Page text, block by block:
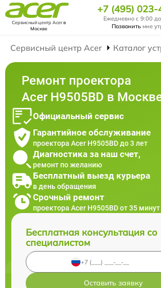
Сервисный центр Acerв
Москве
+7 (495)
Ежедневно с 9:00
Позвонить мне
Сервисный центр Acer Каталог
Ремонт проектора
Acer H9505BD в
Официальный сервис
Гарантийное обслуживание
проектора Acer H9505BD до 3 лет
Диагностика за наш счет,
ремонт по желанию
Бесплатный выезд курьера
в день обращения
Срочный ремонт
проектора Acer H9505BD от 35 минут
Бесплатная консультация со
специалистом
Оставить заявку